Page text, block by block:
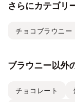
さらにカテゴリ
チョコブラウニー
ブラウニー以外
チョコレート